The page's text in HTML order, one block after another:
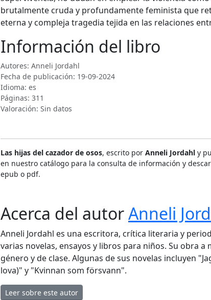
brutalmente cruda y profundamente feminista que
eterna y compleja tragedia tejida en las relaciones
Información del libro
Autores: Anneli Jordahl
Fecha de publicación: 19-09-2024
Idioma: es
Páginas: 311
Valoración: Sin datos
Las hijas del cazador de osos, escrito por Anneli Jordahl y
en nuestro catálogo para la consulta de información y
epub o pdf.
Acerca del autorAnneli
Anneli Jordahl es una escritora, crítica literaria y
varias novelas, ensayos y libros para niños. Su obra
género y de clase. Algunas de sus novelas incluyen
lova)" y "Kvinnan som försvann".
Leer sobre este autor